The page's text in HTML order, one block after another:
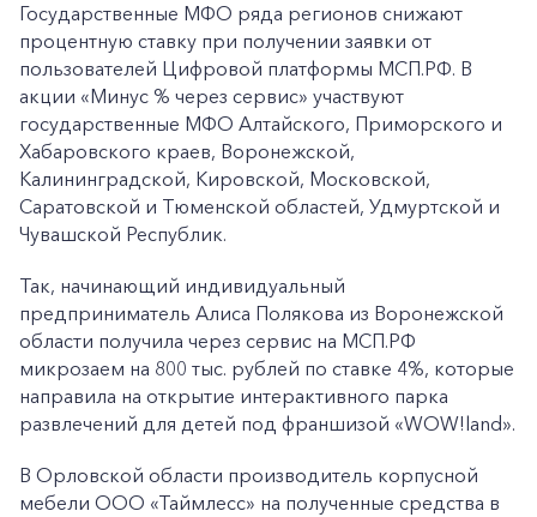
Государственные МФО ряда регионов снижают
процентную ставку при получении заявки от
пользователей Цифровой платформы МСП.РФ. В
акции «Минус % через сервис» участвуют
государственные МФО Алтайского, Приморского и
Хабаровского краев, Воронежской,
Калининградской, Кировской, Московской,
Саратовской и Тюменской областей, Удмуртской и
Чувашской Республик.
Так, начинающий индивидуальный
предприниматель Алиса Полякова из Воронежской
области получила через сервис на МСП.РФ
микрозаем на 800 тыс. рублей по ставке 4%, которые
направила на открытие интерактивного парка
развлечений для детей под франшизой «WOW!land».
В Орловской области производитель корпусной
мебели ООО «Таймлесс» на полученные средства в